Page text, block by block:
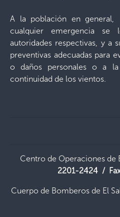
A la población en
cualquier emergencia
autoridades respectivas, y a
preventivas adecuadas para
o daños personales o a
continuidad de los vientos.
Centro de Operaciones
2201-2424 /
Cuerpo de Bomberos de El